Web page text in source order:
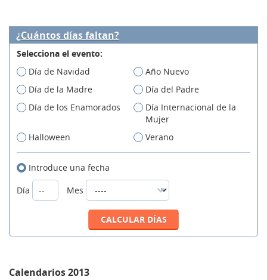
¿Cuántos días faltan?
Selecciona el evento:
Día de Navidad
Año Nuevo
Día de la Madre
Día del Padre
Día de los Enamorados
Día Internacional de la
Mujer
Halloween
Verano
Introduce una fecha
Día
Mes
Calendarios 2013